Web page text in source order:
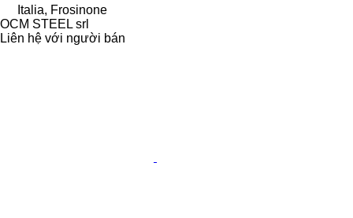
Italia, Frosinone
OCM STEEL srl
Liên hệ với người bán